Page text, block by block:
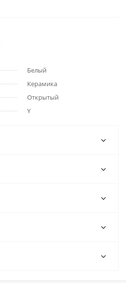
Белый
Керамика
Открытый
Y